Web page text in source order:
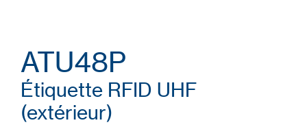
ATU48P
Étiquette RFID UHF
(extérieur)